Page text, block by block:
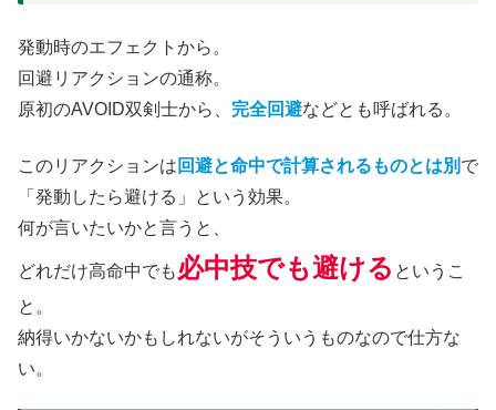
発動時のエフェクトから。
回避リアクションの通称。
原初のAVOID双剣士から、 完全回避などとも呼ばれる。
このリアクションは 回避と命中で計算されるものとは別 で
「発動したら避ける」という効果。
何が言いたいかと言うと、
どれだけ高命中でも必中技でも避ける というこ
と。
納得いかないかもしれないがそういうものなので仕方な
い。